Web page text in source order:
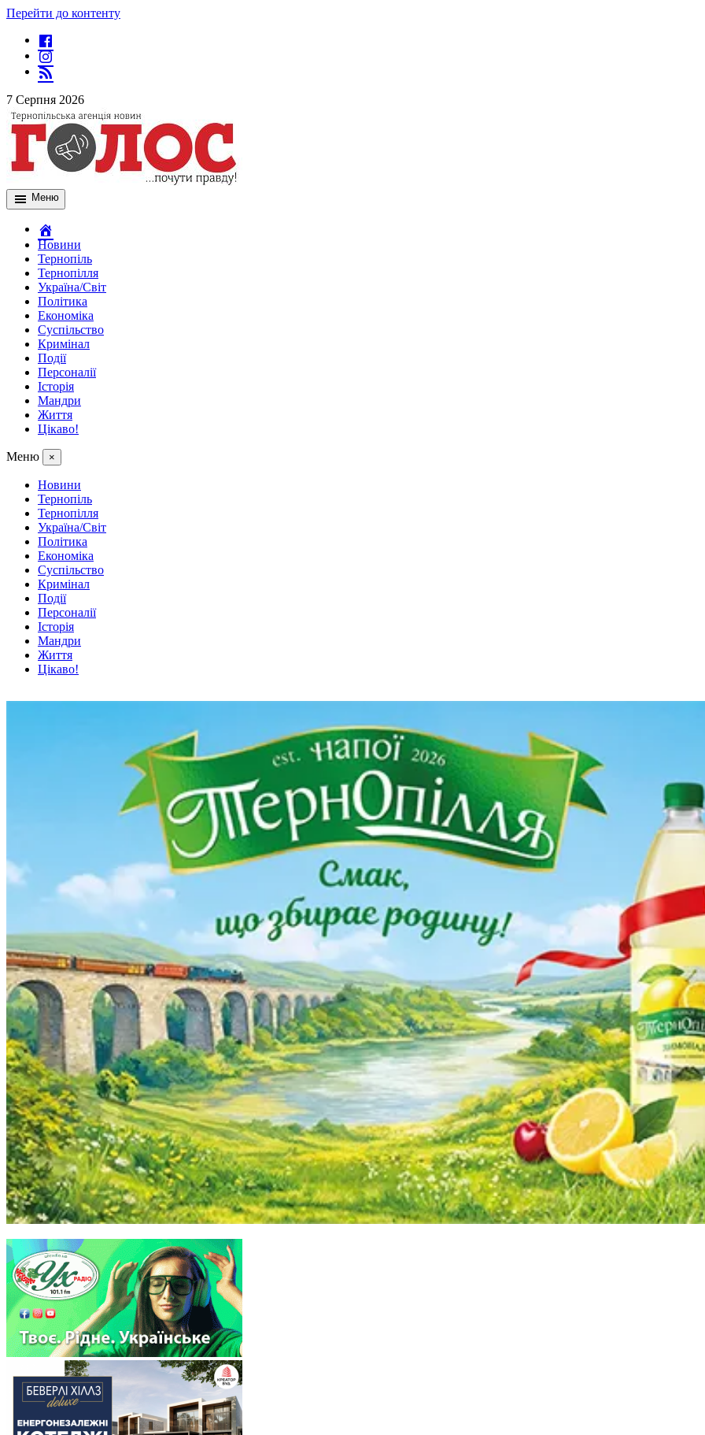
Перейти до контенту
7 Серпня 2026
Меню
Новини
Тернопіль
Тернопілля
Україна/Світ
Політика
Економіка
Суспільство
Кримінал
Події
Персоналії
Історія
Мандри
Життя
Цікаво!
Меню ×
Новини
Тернопіль
Тернопілля
Україна/Світ
Політика
Економіка
Суспільство
Кримінал
Події
Персоналії
Історія
Мандри
Життя
Цікаво!